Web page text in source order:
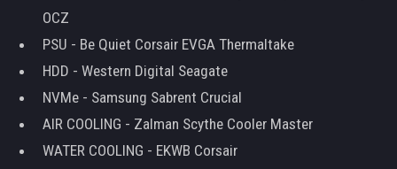
OCZ
PSU - Be Quiet Corsair EVGA Thermaltake
HDD - Western Digital Seagate
NVMe - Samsung Sabrent Crucial
AIR COOLING - Zalman Scythe Cooler Master
WATER COOLING - EKWB Corsair